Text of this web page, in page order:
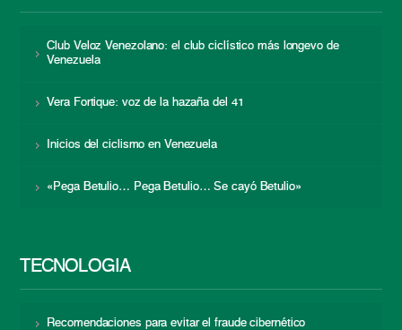
Club Veloz Venezolano: el club ciclístico más longevo de
Venezuela
Vera Fortique: voz de la hazaña del 41
Inicios del ciclismo en Venezuela
«Pega Betulio… Pega Betulio… Se cayó Betulio»
TECNOLOGÍA
Recomendaciones para evitar el fraude cibernético